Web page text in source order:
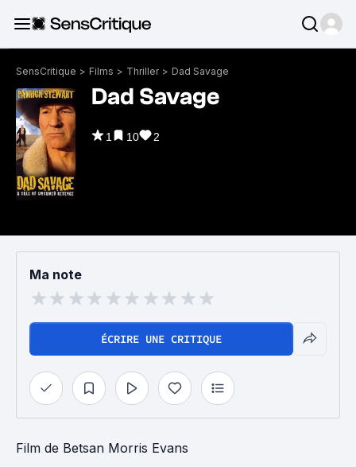
SensCritique > Films > Thriller > Dad Savage
Dad Savage
1 10 2
Ma note
ÉCRIRE UNE CRITIQUE
Film de Betsan Morris Evans